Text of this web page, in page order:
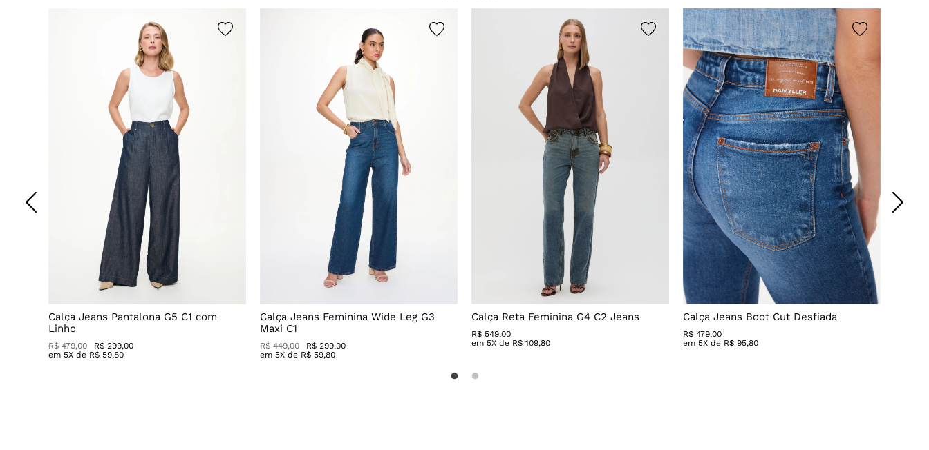
Calça Jeans Pantalona G5 C1 com
Linho
R$ 479,00
R$ 299,00
em 5X de R$ 59,80
Calça Jeans Feminina Wide Leg G3
Maxi C1
R$ 449,00
R$ 299,00
em 5X de R$ 59,80
Calça Reta Feminina G4 C2 Jeans
R$ 549,00
em 5X de R$ 109,80
Calça Jeans Boot Cut Desfiada
R$ 479,00
em 5X de R$ 95,80